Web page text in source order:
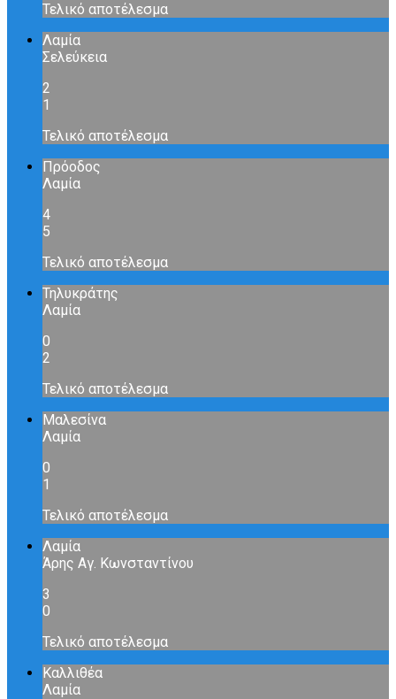
Τελικό αποτέλεσμα
Λαμία
Σελεύκεια
2
1
Τελικό αποτέλεσμα
Πρόοδος
Λαμία
4
5
Τελικό αποτέλεσμα
Τηλυκράτης
Λαμία
0
2
Τελικό αποτέλεσμα
Μαλεσίνα
Λαμία
0
1
Τελικό αποτέλεσμα
Λαμία
Άρης Αγ. Κωνσταντίνου
3
0
Τελικό αποτέλεσμα
Καλλιθέα
Λαμία